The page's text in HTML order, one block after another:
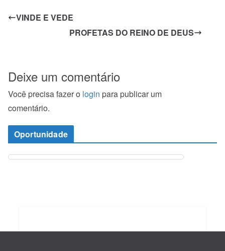
VINDE E VEDE
PROFETAS DO REINO DE DEUS
Deixe um comentário
Você precisa fazer o login para publicar um
comentário.
Oportunidade